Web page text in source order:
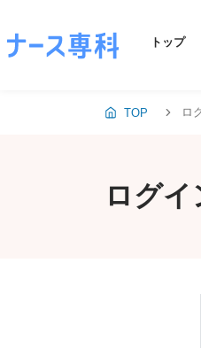
トップ
TOP ロ
ログイ